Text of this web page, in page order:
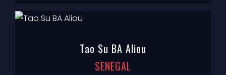
Tao Su BA Aliou
SENEGAL